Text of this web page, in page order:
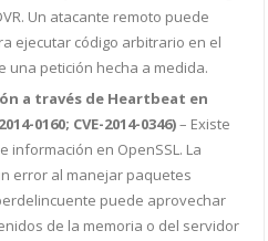
Un atacante remoto puede
ejecutar código arbitrario en el
una petición hecha a medida.
a través de Heartbeat en
0160; CVE-2014-0346)– Existe
información en OpenSSL. La
error al manejar paquetes
puede aprovechar
de la memoria o del servidor